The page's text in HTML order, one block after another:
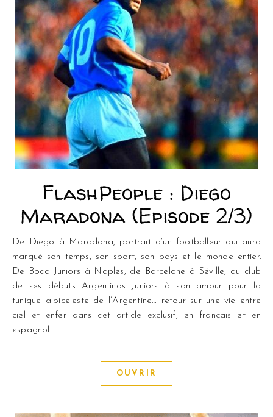
FlashPeople : Diego
Maradona (Episode 2/3)
De Diego à Maradona, portrait d’un footballeur qui aura
marqué son temps, son sport, son pays et le monde entier.
De Boca Juniors à Naples, de Barcelone à Séville, du club
de ses débuts Argentinos Juniors à son amour pour la
tunique albiceleste de l’Argentine… retour sur une vie entre
ciel et enfer dans cet article exclusif, en français et en
espagnol.
OUVRIR